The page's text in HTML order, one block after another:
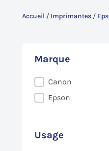
Accueil / Imprimantes/
Marque
Marque
Canon
Epson
Usage